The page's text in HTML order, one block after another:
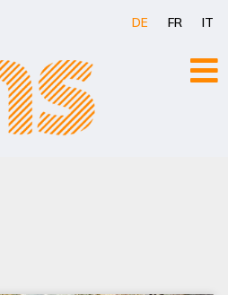
DE FR IT